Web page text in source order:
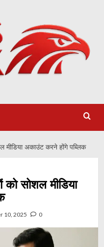
अकाउंट करने होंगे पब्लिक
सोशल मीडिया
10, 2025 0